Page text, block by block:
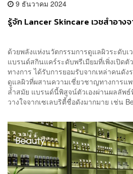
9 ธันวาคม 2024
รู้จัก Lancer Skincare เวชสำอาง
ด้วยพลังแห่งนวัตกรรมการดูแลผิวระดับเ
แบรนด์สกินแคร์ระดับพรีเมียมที่เพิ่งเปิดตั
ทางการ ได้รับการยอมรับจากเหล่าคนดั
ดูแลผิวที่ผสานความเชี่ยวชาญทางการแ
ล้ำสมัย แบรนด์นี้พิสูจน์ตัวเองผ่านผลลัพ
วางใจจากเซเลบริตี้ชื่อดังมากมาย เช่น